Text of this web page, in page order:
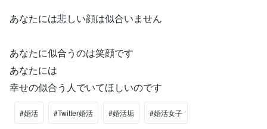
あなたには悲しい顔は似合いません
あなたに似合うのは笑顔です
あなたには
幸せの似合う人でいてほしいのです
#婚活 #Twitter婚活 #婚活垢 #婚活女子